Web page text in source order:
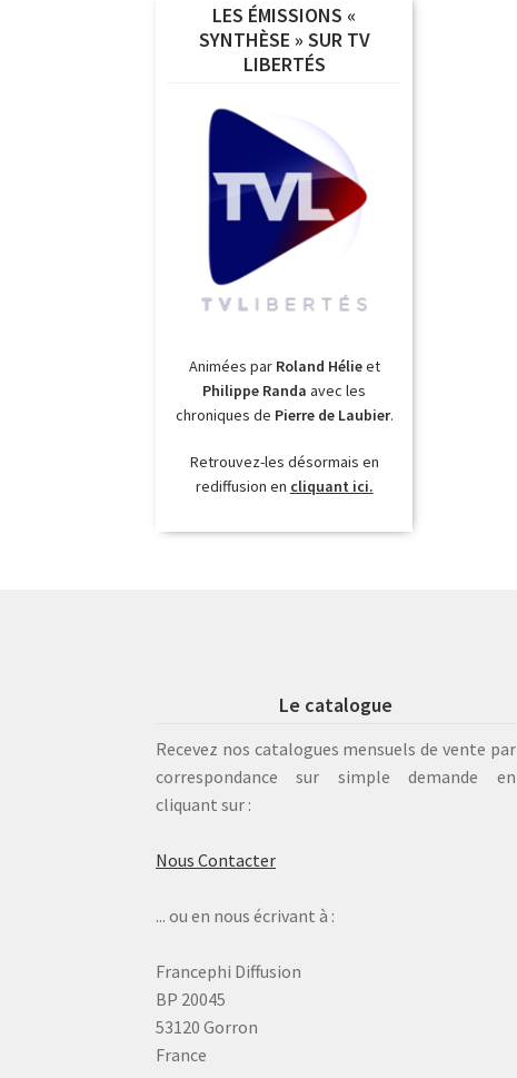
LES ÉMISSIONS «
SYNTHÈSE » SUR TV
LIBERTÉS
Animées par Roland Hélieet
Philippe Randa avec les
chroniques de Pierre de Laubier.
Retrouvez-les désormais en
rediffusion en cliquant ici.
Le catalogue
Recevez nos catalogues mensuels de vente par
correspondance sur simple demande en
cliquant sur :
Nous Contacter
... ou en nous écrivant à :
Francephi Diffusion
BP 20045
53120 Gorron
France